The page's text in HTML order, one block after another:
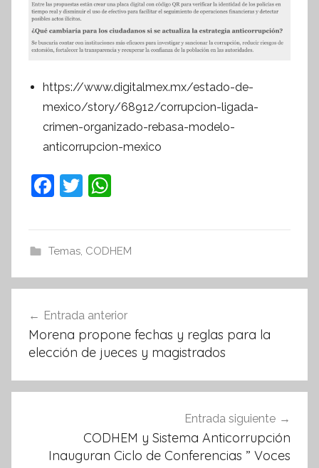
https://www.digitalmex.mx/estado-de-
mexico/story/68912/corrupcion-ligada-
crimen-organizado-rebasa-modelo-
anticorrupcion-mexico
F
e
b
o
k
T
er s
A
p
Temas, CODHEM
de
entradas
Entrada anterior
Morena propone fechas y reglas para la
elección de jueces y magistrados
Entrada siguiente
CODHEM y Sistema Anticorrupción
Inauguran Ciclo de Conferencias ” Voces